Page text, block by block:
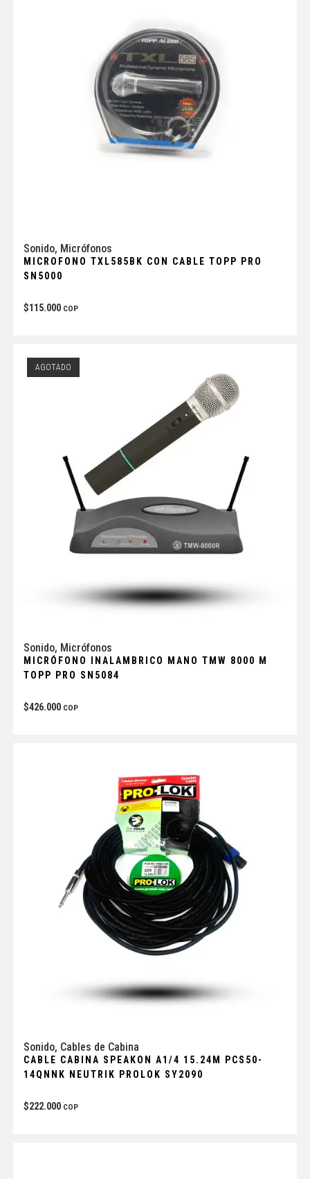
Sonido, Micrófonos
MICROFONO TXL585BK CON CABLE TOPP PRO
SN5000
$115.000 COP
AGOTADO
Sonido, Micrófonos
MICRÓFONO INALAMBRICO MANO TMW 8000 M
TOPP PRO SN5084
$426.000 COP
Sonido, Cables de Cabina
CABLE CABINA SPEAKON A1/4 15.24M PCS50-
14QNNK NEUTRIK PROLOK SY2090
$222.000 COP